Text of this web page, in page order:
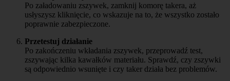
Po załadowaniu zszywek, zamknij komorę takera, aż
usłyszysz kliknięcie, co wskazuje na to, że wszystko zostało
poprawnie zabezpieczone.
Przetestuj działanie
Po zakończeniu wkładania zszywek, przeprowadź test,
zszywając kilka kawałków materiału. Sprawdź, czy zszywki
są odpowiednio wsunięte i czy taker działa bez problemów.